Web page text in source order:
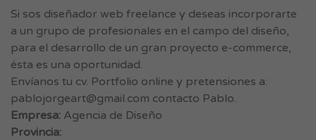
Si sos diseñador web freelance y deseas incorporarte
a un grupo de profesionales en el campo del diseño,
para el desarrollo de un gran proyecto e-commerce,
ésta es una oportunidad.
Envíanos tu cv. Portfolio online y pretensiones a:
pablojorgeart@gmail.com contacto Pablo.
Empresa: Agencia de Diseño
Provincia: